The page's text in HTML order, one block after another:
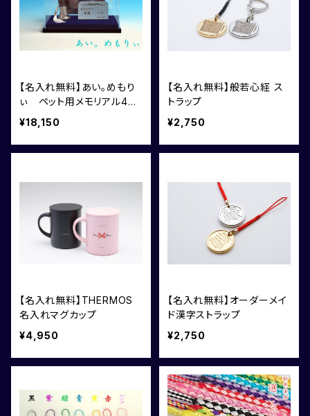
【名入れ無料】あい。めもり
ぃ ペット用メモリアル4点
セット
¥18,150
【名入れ無料】般若心経 ス
トラップ
¥2,750
【名入れ無料】THERMOS
名入れマグカップ
¥4,950
【名入れ無料】オーダーメイ
ド漢字ストラップ
¥2,750